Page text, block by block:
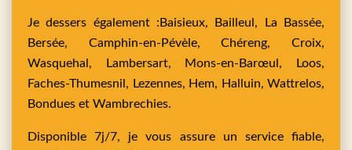
Je dessers également : Baisieux, Bailleul,
La Bassée,
Bersée, Camphin-en-Pévèle,Chéreng,Croix,
Wasquehal,
Lambersart, Mons-en-Barœul,
Loos,
Faches-Thumesnil, Lezennes, Hem, Halluin, Wattrelos,
Bondues et Wambrechies.
Disponible 7j/7, je vous assure un service fiable,